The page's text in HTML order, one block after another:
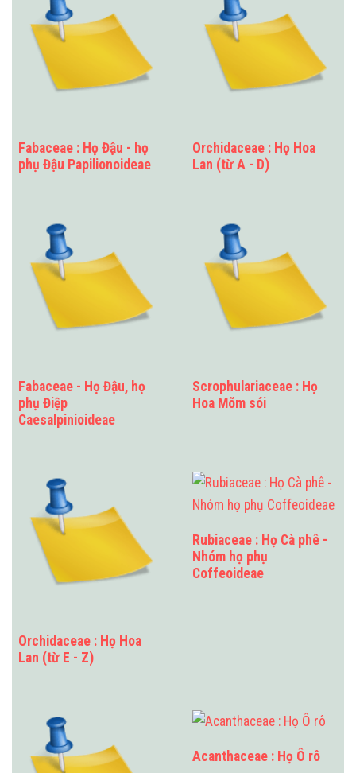
Fabaceae : Họ Đậu - họ
phụ Đậu Papilionoideae
Orchidaceae : Họ Hoa
Lan (từ A - D)
Fabaceae - Họ Đậu, họ
phụ Điệp
Caesalpinioideae
Scrophulariaceae : Họ
Hoa Mõm sói
Orchidaceae : Họ Hoa
Lan (từ E - Z)
Rubiaceae : Họ Cà phê -
Nhóm họ phụ
Coffeoideae
Acanthaceae : Họ Ô rô